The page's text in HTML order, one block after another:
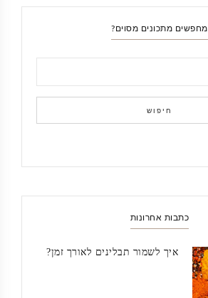
מחפשים מתכונים מסוים?
חיפוש
כתבות אחרונות
איך לשמור תבלינים לאורך זמן?